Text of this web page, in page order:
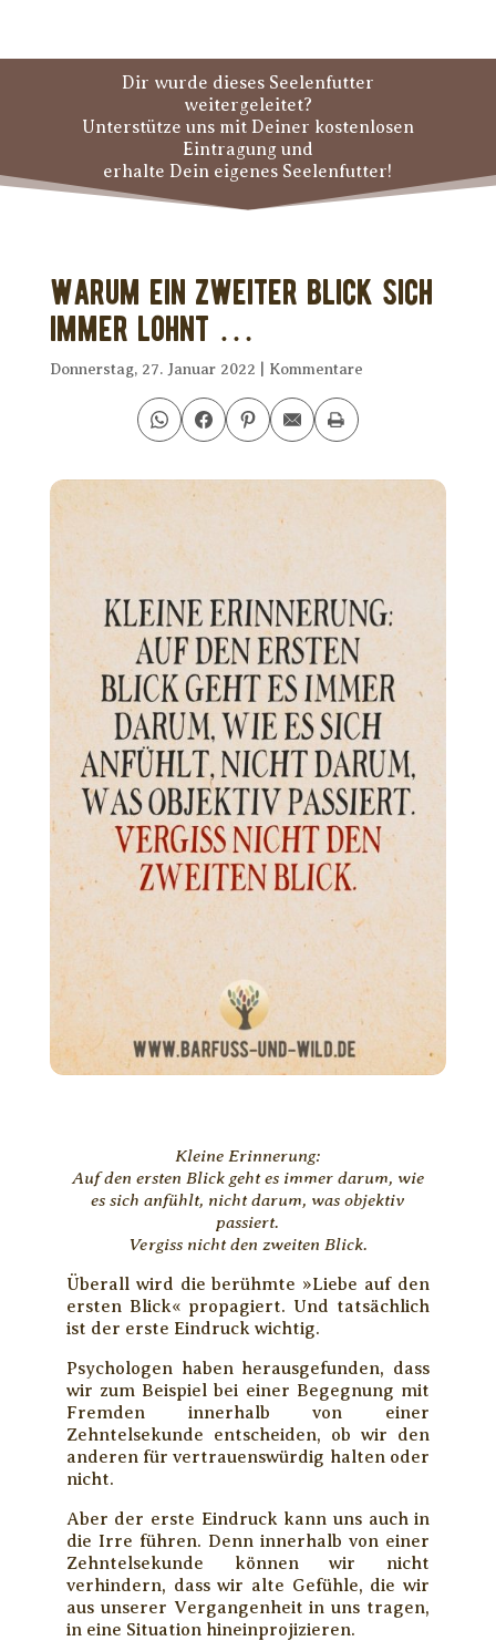
Dir wurde dieses Seelenfutter
weitergeleitet?
Unterstütze uns mit Deiner kostenlosen
Eintragung und
erhalte Dein eigenes Seelenfutter!
Warum ein zweiter Blick sich
immer lohnt …
Donnerstag, 27. Januar 2022 Kommentare
Kleine Erinnerung:
Auf den ersten Blick geht es immer darum, wie
es sich anfühlt, nicht darum, was objektiv
passiert.
Vergiss nicht den zweiten Blick.
Überall wird die berühmte »Liebe auf den
ersten Blick« propagiert. Und tatsächlich
ist der erste Eindruck wichtig.
Psychologen haben herausgefunden, dass
wir zum Beispiel bei einer Begegnung mit
Fremden innerhalb von einer
Zehntelsekunde entscheiden, ob wir den
anderen für vertrauenswürdig halten oder
nicht.
Aber der erste Eindruck kann uns auch in
die Irre führen. Denn innerhalb von einer
Zehntelsekunde können wir nicht
verhindern, dass wir alte Gefühle, die wir
aus unserer Vergangenheit in uns tragen,
in eine Situation hineinprojizieren.